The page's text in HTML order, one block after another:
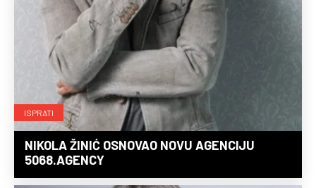
ISPRATI
NIKOLA ŽINIĆ OSNOVAO NOVU AGENCIJU
5068.AGENCY